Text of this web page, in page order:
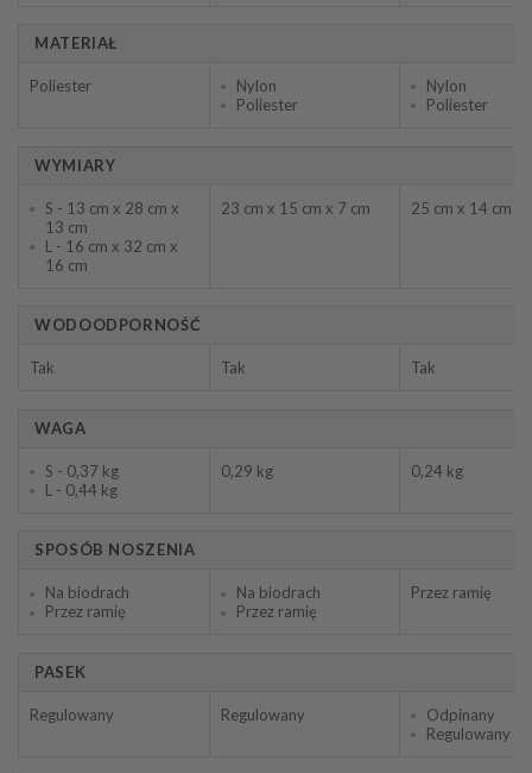
MATERIAŁ
Poliester
Nylon
Poliester
Nylon
Poliester
WYMIARY
S - 13 cm x 28 cm x
13 cm
L - 16 cm x 32 cm x
16 cm
23 cm x 15 cm x 7 cm 25 cm x 14 cm x
WODOODPORNOŚĆ
Tak Tak Tak
WAGA
S - 0,37 kg
L - 0,44 kg
0,29 kg 0,24 kg
SPOSÓB NOSZENIA
Na biodrach
Przez ramię
Na biodrach
Przez ramię
Przez ramię
PASEK
Regulowany Regulowany
Odpinany
Regulowany